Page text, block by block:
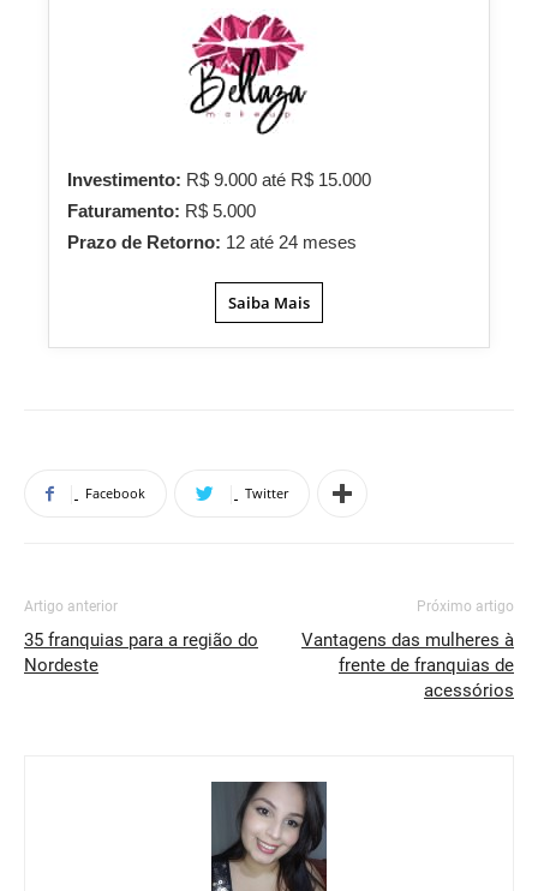
Investimento: R$ 9.000 até R$ 15.000
Faturamento: R$ 5.000
Prazo de Retorno: 12 até 24 meses
Saiba Mais
Facebook Twitter
Artigo anterior
35 franquias para a região do
Nordeste
Próximo artigo
Vantagens das mulheres à
frente de franquias de
acessórios